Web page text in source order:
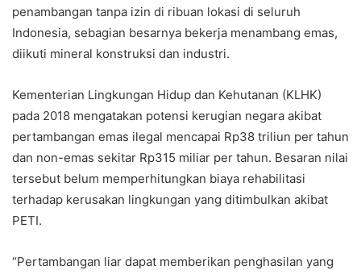
penambangan tanpa izin di ribuan lokasi di seluruh
Indonesia, sebagian besarnya bekerja menambang emas,
diikuti mineral konstruksi dan industri.
Kementerian Lingkungan Hidup dan Kehutanan (KLHK)
pada 2018 mengatakan potensi kerugian negara akibat
pertambangan emas ilegal mencapai Rp38 triliun per tahun
dan non-emas sekitar Rp315 miliar per tahun. Besaran nilai
tersebut belum memperhitungkan biaya rehabilitasi
terhadap kerusakan lingkungan yang ditimbulkan akibat
PETI.
“Pertambangan liar dapat memberikan penghasilan yang